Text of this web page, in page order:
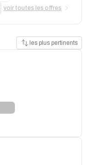
voir toutes les offres
les plus pertinents